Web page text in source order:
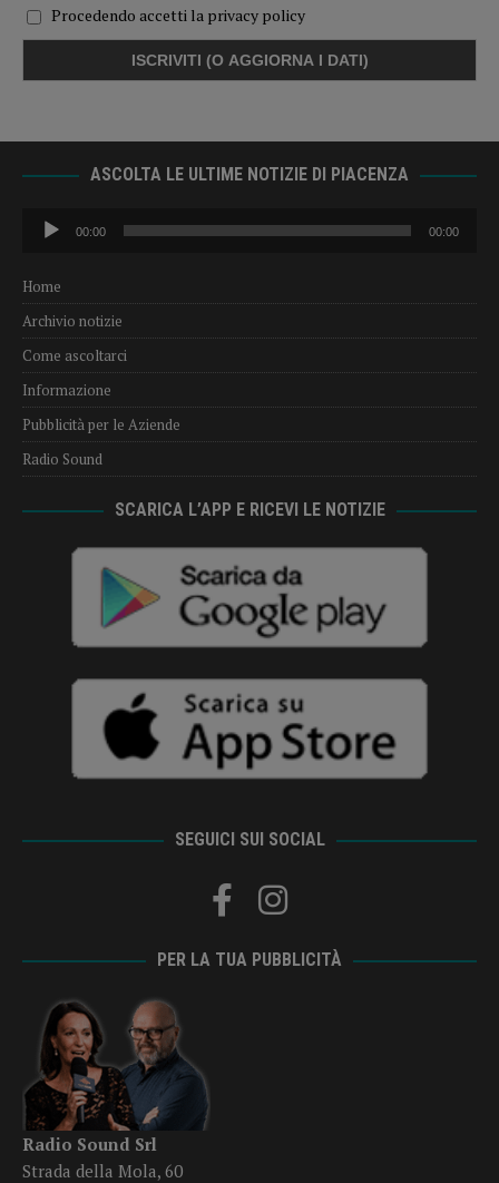
Procedendo accetti la privacy policy
ASCOLTA LE ULTIME NOTIZIE DI PIACENZA
Audio
Player
00:00 00:00
Home
Archivio notizie
Come ascoltarci
Informazione
Pubblicità per le Aziende
Radio Sound
SCARICA L’APP E RICEVI LE NOTIZIE
SEGUICI SUI SOCIAL
PER LA TUA PUBBLICITÀ
Radio Sound Srl
Strada della Mola, 60